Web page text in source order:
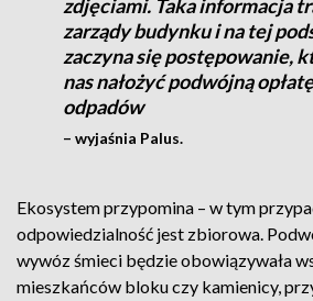
zdjęciami. Taka informacja
zarządy budynku i na tej
zaczyna się postępowanie,
nas nałożyć podwójną
odpadów
– wyjaśnia Palus.
Ekosystem przypomina – w tym
odpowiedzialność jest zbiorowa.
wywóz śmieci będzie obowiązywała
mieszkańców bloku czy kamienicy,